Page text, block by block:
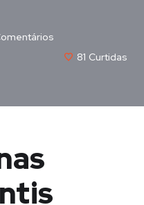
81 Curtidas